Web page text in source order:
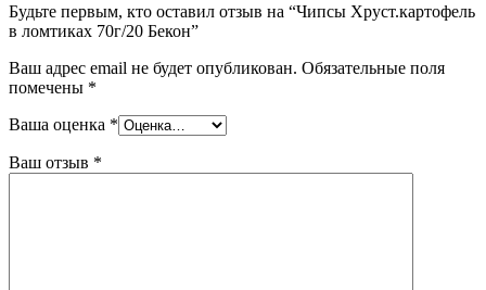
Будьте первым, кто оставил отзыв на “Чипсы Хруст.картофель
в ломтиках 70г/20 Бекон”
Ваш адрес email не будет опубликован. Обязательные поля
помечены *
Ваша оценка *
Ваш отзыв *